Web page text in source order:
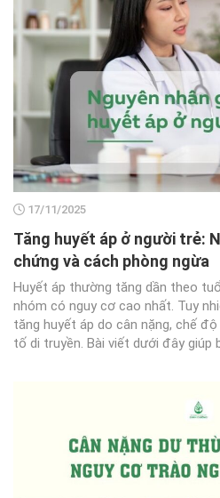
17/11/2025
Tăng huyết áp ở người trẻ:
chứng và cách phòng ngừa
Huyết áp thường tăng dần theo
nhóm có nguy cơ cao nhất. Tuy
tăng huyết áp do cân nặng, chế
tố di truyền. Bài viết dưới đây giúp